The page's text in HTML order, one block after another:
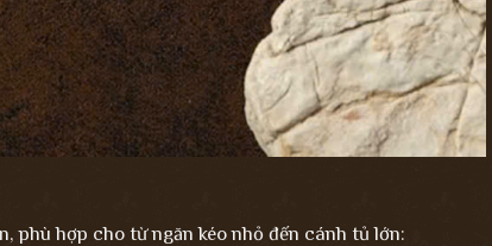
phù hợp cho từ ngăn kéo nhỏ đến cánh tủ lớn: